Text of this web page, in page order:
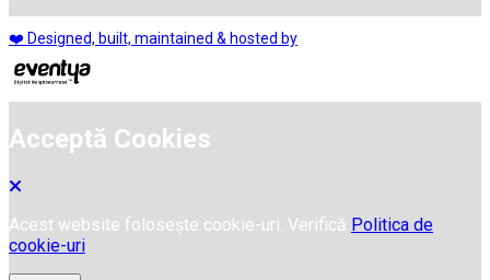
❤️ Designed, built, maintained & hosted by
Acceptă Cookies
Acest website folosește cookie-uri. Verifică Politica de
cookie-uri